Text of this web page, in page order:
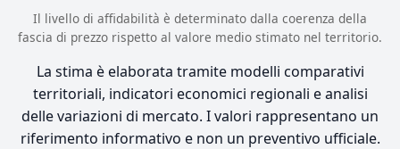
Il livello di affidabilità è determinato dalla coerenza della
fascia di prezzo rispetto al valore medio stimato nel territorio.
La stima è elaborata tramite modelli comparativi
territoriali, indicatori economici regionali e analisi
delle variazioni di mercato. I valori rappresentano un
riferimento informativo e non un preventivo ufficiale.